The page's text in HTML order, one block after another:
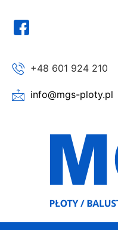
+48 601 924 210
info@mgs-ploty.pl